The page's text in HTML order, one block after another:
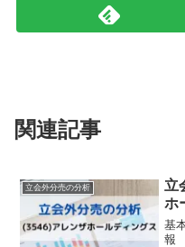
関連記事
立会外分売の分析
立
ホ
基